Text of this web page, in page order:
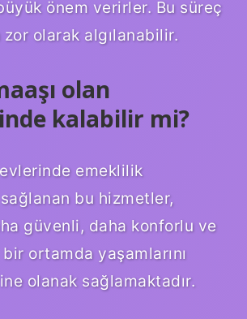
önem verirler. Bu süreç
olarak algılanabilir.
olan
kalabilir mi?
evlerinde emeklilik
sağlanan bu hizmetler,
güvenli, daha konforlu ve
ortamda yaşamlarını
olanak sağlamaktadır.